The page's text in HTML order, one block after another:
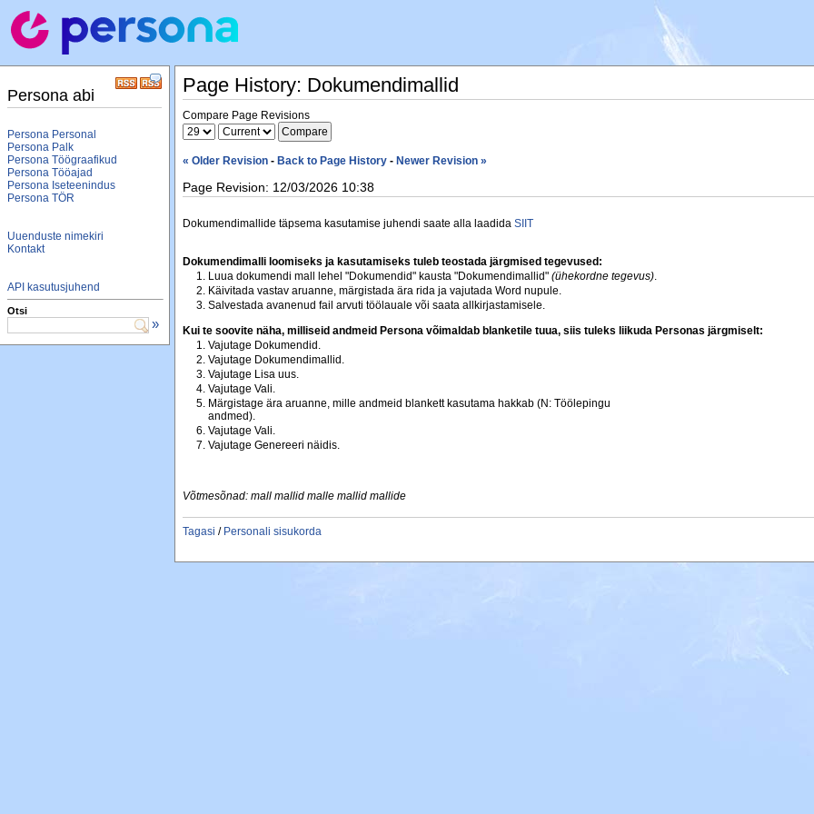
Persona abi
Persona Personal
Persona Palk
Persona Töögraafikud
Persona Tööajad
Persona Iseteenindus
Persona TÖR
Uuenduste nimekiri
Kontakt
API kasutusjuhend
Otsi
»
Page History: Dokumendimallid
Compare Page Revisions
« Older Revision - Back to Page History - Newer Revision »
Page Revision: 12/03/2026 10:38
Dokumendimallide täpsema kasutamise juhendi saate alla laadida SIIT
Dokumendimalli loomiseks ja kasutamiseks tuleb teostada järgmised tegevused:
Luua dokumendi mall lehel "Dokumendid" kausta "Dokumendimallid" (ühekordne tegevus).
Käivitada vastav aruanne, märgistada ära rida ja vajutada Word nupule.
Salvestada avanenud fail arvuti töölauale või saata allkirjastamisele.
Kui te soovite näha, milliseid andmeid Persona võimaldab blanketile tuua, siis tuleks liikuda Personas järgmiselt:
Vajutage Dokumendid.
Vajutage Dokumendimallid.
Vajutage Lisa uus.
Vajutage Vali.
Märgistage ära aruanne, mille andmeid blankett kasutama hakkab (N: Töölepingu
andmed).
Vajutage Vali.
Vajutage Genereeri näidis.
Võtmesõnad: mall mallid malle mallid mallide
Tagasi / Personali sisukorda